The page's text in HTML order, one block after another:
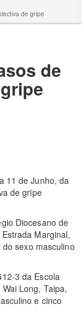
de gripe
de
11 de Junho, da
de gripe
Diocesano de
Marginal,
sexo masculino
3 da Escola
Long, Taipa,
e cinco